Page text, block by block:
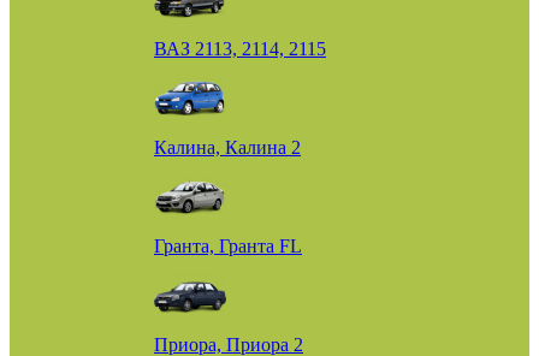
ВАЗ 2113, 2114, 2115
Калина, Калина 2
Гранта, Гранта FL
Приора, Приора 2